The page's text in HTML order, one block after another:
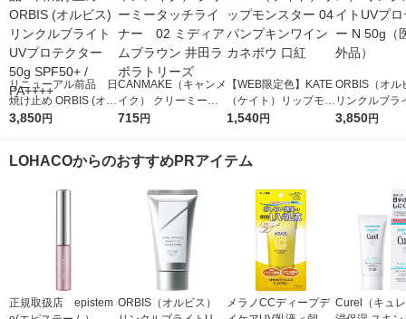
リニューアル前品 日
焼け止め ORBIS (オル
ビス) リンクルブライ
3,850円
CANMAKE（キャンメ
イク） クリーミータ
ッチライナー 02 ミ
715円
【WEB限定色】KATE
（ケイト）リップモン
スター 04 パンプキン
1,540円
ORBIS（オル
リンクルブラ
プロテクター
3,850円
LOHACOからのおすすめPRアイテム
正規取扱店 epistem ORBIS（オルビス）
メラノCCディープデ Curel（キュ